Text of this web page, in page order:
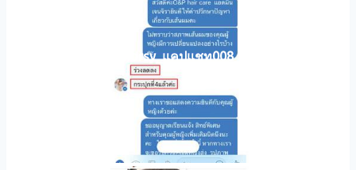
horsy_แคปแชท008